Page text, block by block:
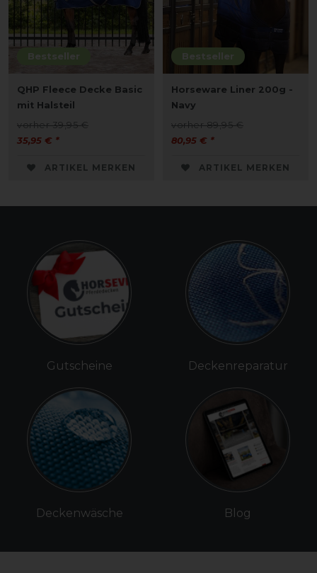
Bestseller
QHP Fleece Decke Basic
mit Halsteil
vorher 39,95 €
35,95 € *
ARTIKEL MERKEN
Bestseller
Horseware Liner 200g -
Navy
vorher 89,95 €
80,95 € *
ARTIKEL MERKEN
Gutscheine
Deckenwäsche
Deckenreparatur
Blog